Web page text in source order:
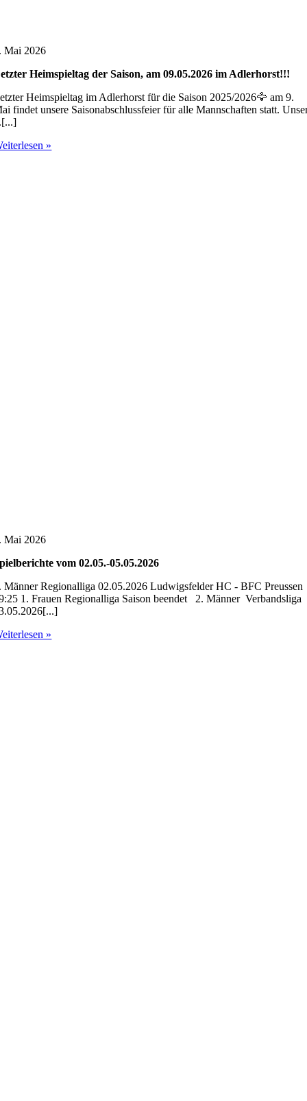
Mai 2026
Heimspieltag der Saison, am 09.05.2026 im Adlerhorst!!!
Heimspieltag im Adlerhorst für die Saison 2025/2026🦅 am 9.
findet unsere Saisonabschlussfeier für alle Mannschaften statt.
»
Mai 2026
vom 02.05.-05.05.2026
Männer Regionalliga 02.05.2026 Ludwigsfelder HC - BFC Preussen
1. Frauen Regionalliga Saison beendet 2. Männer Verbandsliga
»